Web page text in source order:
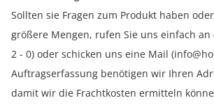
Sollten sie Fragen zum Produkt haben
größere Mengen, rufen Sie uns einfach an
2 - 0) oder schicken uns eine Mail
Auftragserfassung benötigen wir Ihren
damit wir die Frachtkosten ermitteln